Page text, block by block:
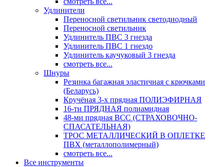
Удлинители
Переносной светильник светодиодный
Переносной светильник
Удлинитель ПВС 3 гнезда
Удлинитель ПВС 1 гнездо
Удлинитель каучуковый 3 гнезда
смотреть все...
Шнуры
Резинка багажная эластичная с крючками
(Беларусь)
Кручёная 3-х прядная ПОЛИЭФИРНАЯ
16-ти ПРЯДНАЯ полиамидная
48-ми прядная ВСС (СТРАХОВОЧНО-
СПАСАТЕЛЬНАЯ)
ТРОС МЕТАЛЛИЧЕСКИЙ В ОПЛЕТКЕ
ПВХ (металлополимерный)
смотреть все...
Все инструменты